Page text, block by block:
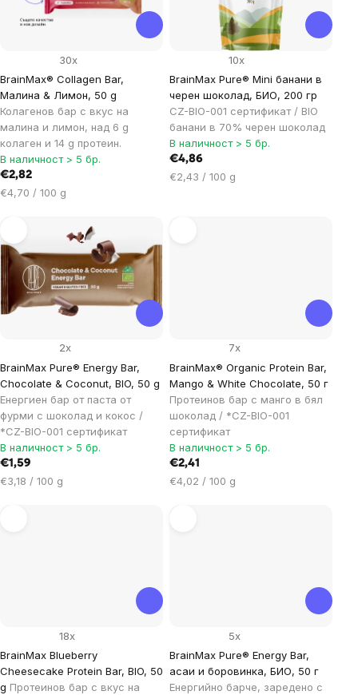
BrainMax® Collagen Bar,
Малина & Лимон, 50 g
Колагенов бар с вкус на
малина и лимон, над 6 g
колаген и 14 g протеин.
30x
В наличност > 5 бр.
€2,82
Цена
€4,70 / 100 g
BrainMax Pure® Mini банани в
черен шоколад, БИО, 200 гр
CZ-BIO-001 сертификат / BIO
банани в 70% черен шоколад
10x
В наличност > 5 бр.
€4,86
Цена
€2,43 / 100 g
BrainMax Pure® Energy Bar,
Chocolate & Coconut, BIO, 50 g
Енергиен бар от паста от
фурми с шоколад и кокос /
*CZ-BIO-001 сертификат
2x
В наличност > 5 бр.
€1,59
Цена
€3,18 / 100 g
BrainMax® Organic Protein Bar,
Mango & White Chocolate, 50 г
Протеинов бар с манго в бял
шоколад / *CZ-BIO-001
сертификат
7x
В наличност > 5 бр.
€2,41
Цена
€4,02 / 100 g
BrainMax Blueberry
Cheesecake Protein Bar, BIO, 50
g Протеинов бар с вкус на
18x
BrainMax Pure® Energy Bar,
асаи и боровинка, БИО, 50 г
Енергийно барче, заредено с
5x